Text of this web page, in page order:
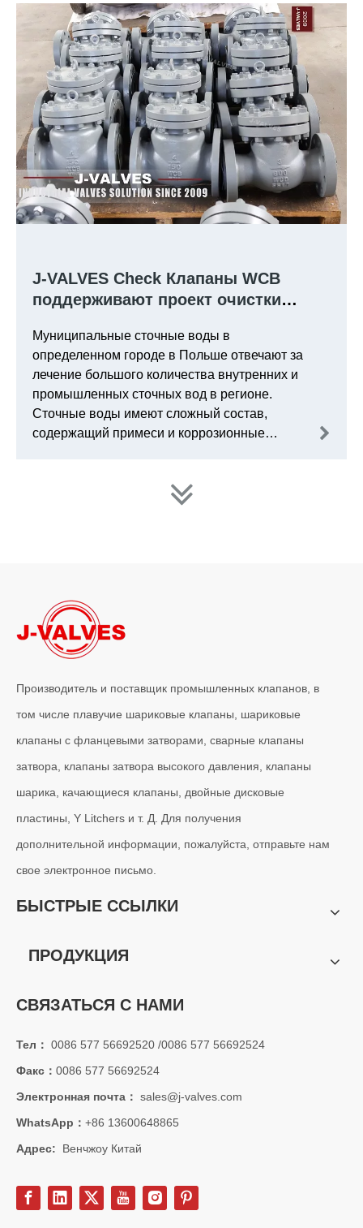
своим преданностью Innovat
J-VALVES Check Клапаны WCB
поддерживают проект очистки
Муниципальные сточные воды в
определенном городе в Польше отвечают за
лечение большого количества внутренних и
промышленных сточных вод в регионе.
Сточные воды имеют сложный состав,
содержащий примеси и коррозионные
Производитель и поставщик промышленных клапанов, в
том числе плавучие шариковые клапаны, шариковые
клапаны с фланцевыми затворами, сварные клапаны
затвора, клапаны затвора высокого давления, клапаны
шарика, качающиеся клапаны, двойные дисковые
пластины, Y Litchers и т. Д. Для получения
дополнительной информации, пожалуйста, отправьте нам
свое электронное письмо.
БЫСТРЫЕ ССЫЛКИ
ПРОДУКЦИЯ
СВЯЗАТЬСЯ С НАМИ
Тел： 0086 577 56692520 /0086 577 56692524
Факс： 0086 577 56692524
Электронная почта： sales@j-valves.com
WhatsApp： +86 13600648865
Адрес: Венчжоу Китай